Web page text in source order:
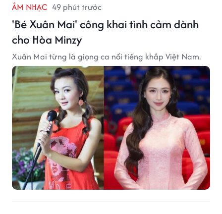
ÂM NHẠC 49 phút trước
'Bé Xuân Mai' công khai tình cảm dành
cho Hòa Minzy
Xuân Mai từng là giọng ca nổi tiếng khắp Việt Nam.